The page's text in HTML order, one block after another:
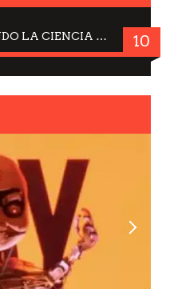
LA BRUJULA N°15 – CUANDO LA CIENCIA MIRA AL CIELO, DRA. ELISABETH KÜBLER-ROSS 10